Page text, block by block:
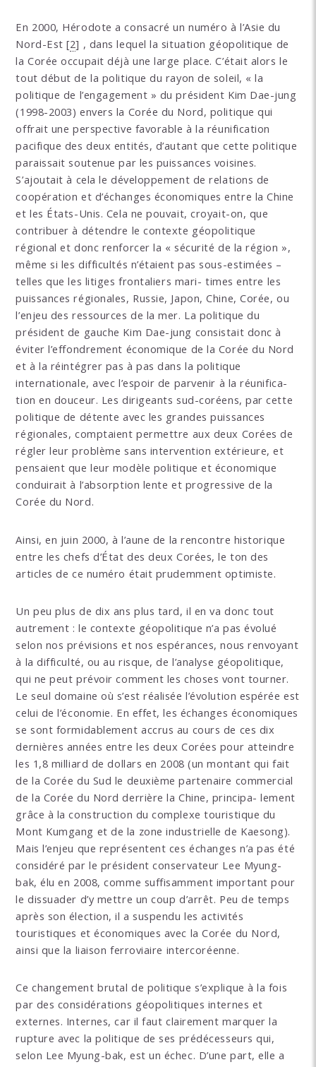
En 2000, Hérodote a consacré un numéro à l’Asie du
Nord-Est [2] , dans lequel la situation géopolitique de
la Corée occupait déjà une large place. C’était alors le
tout début de la politique du rayon de soleil, « la
politique de l’engagement » du président Kim Dae-jung
(1998-2003) envers la Corée du Nord, politique qui
offrait une perspective favorable à la réunification
pacifique des deux entités, d’autant que cette politique
paraissait soutenue par les puissances voisines.
S’ajoutait à cela le développement de relations de
coopération et d’échanges économiques entre la Chine
et les États-Unis. Cela ne pouvait, croyait-on, que
contribuer à détendre le contexte géopolitique
régional et donc renforcer la « sécurité de la région »,
même si les difficultés n’étaient pas sous-estimées –
telles que les litiges frontaliers mari- times entre les
puissances régionales, Russie, Japon, Chine, Corée, ou
l’enjeu des ressources de la mer. La politique du
président de gauche Kim Dae-jung consistait donc à
éviter l’effondrement économique de la Corée du Nord
et à la réintégrer pas à pas dans la politique
internationale, avec l’espoir de parvenir à la réunifica-
tion en douceur. Les dirigeants sud-coréens, par cette
politique de détente avec les grandes puissances
régionales, comptaient permettre aux deux Corées de
régler leur problème sans intervention extérieure, et
pensaient que leur modèle politique et économique
conduirait à l’absorption lente et progressive de la
Corée du Nord.
Ainsi, en juin 2000, à l’aune de la rencontre historique
entre les chefs d’État des deux Corées, le ton des
articles de ce numéro était prudemment optimiste.
Un peu plus de dix ans plus tard, il en va donc tout
autrement : le contexte géopolitique n’a pas évolué
selon nos prévisions et nos espérances, nous renvoyant
à la difficulté, ou au risque, de l’analyse géopolitique,
qui ne peut prévoir comment les choses vont tourner.
Le seul domaine où s’est réalisée l’évolution espérée est
celui de l’économie. En effet, les échanges économiques
se sont formidablement accrus au cours de ces dix
dernières années entre les deux Corées pour atteindre
les 1,8 milliard de dollars en 2008 (un montant qui fait
de la Corée du Sud le deuxième partenaire commercial
de la Corée du Nord derrière la Chine, principa- lement
grâce à la construction du complexe touristique du
Mont Kumgang et de la zone industrielle de Kaesong).
Mais l’enjeu que représentent ces échanges n’a pas été
considéré par le président conservateur Lee Myung-
bak, élu en 2008, comme suffisamment important pour
le dissuader d’y mettre un coup d’arrêt. Peu de temps
après son élection, il a suspendu les activités
touristiques et économiques avec la Corée du Nord,
ainsi que la liaison ferroviaire intercoréenne.
Ce changement brutal de politique s’explique à la fois
par des considérations géopolitiques internes et
externes. Internes, car il faut clairement marquer la
rupture avec la politique de ses prédécesseurs qui,
selon Lee Myung-bak, est un échec. D’une part, elle a